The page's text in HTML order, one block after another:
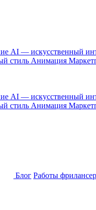
AI — искусственный
стиль Анимация
AI — искусственный
стиль Анимация
Блог Работы